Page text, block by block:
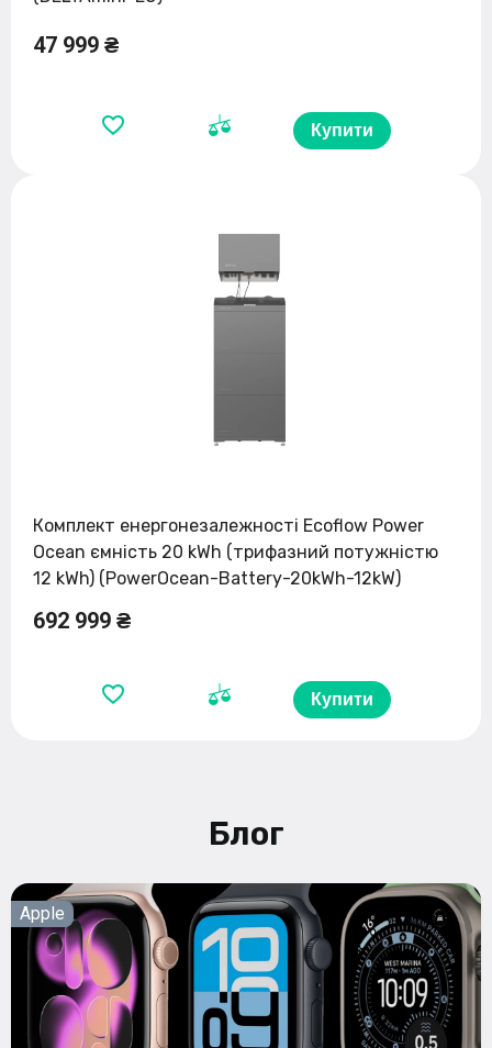
47 999 ₴
Купити
Комплект енергонезалежності Ecoflow Power
Ocean ємність 20 kWh (трифазний потужністю
12 kWh) (PowerOcean-Battery-20kWh-12kW)
692 999 ₴
Купити
Блог
Apple